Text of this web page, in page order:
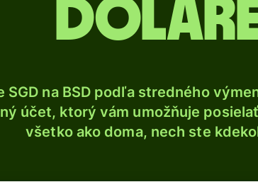
SGD na BSD podľa stredného
účet, ktorý vám umožňuje
všetko ako doma, nech ste